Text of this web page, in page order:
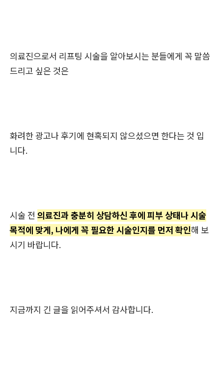
의료진으로서 리프팅 시술을 알아보시는 분들에게 꼭 말씀
드리고 싶은 것은
화려한 광고나 후기에 현혹되지 않으셨으면 한다는 것 입
니다.
시술 전 의료진과 충분히 상담하신 후에 피부 상태나 시술
목적에 맞게, 나에게 꼭 필요한 시술인지를 먼저 확인해 보
시기 바랍니다.
지금까지 긴 글을 읽어주셔서 감사합니다.